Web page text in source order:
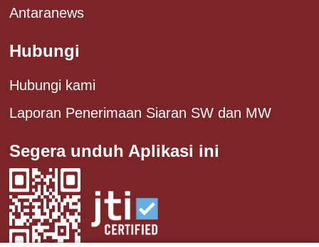
Antaranews
Hubungi
Hubungi kami
Laporan Penerimaan Siaran SW dan MW
Segera unduh Aplikasi ini